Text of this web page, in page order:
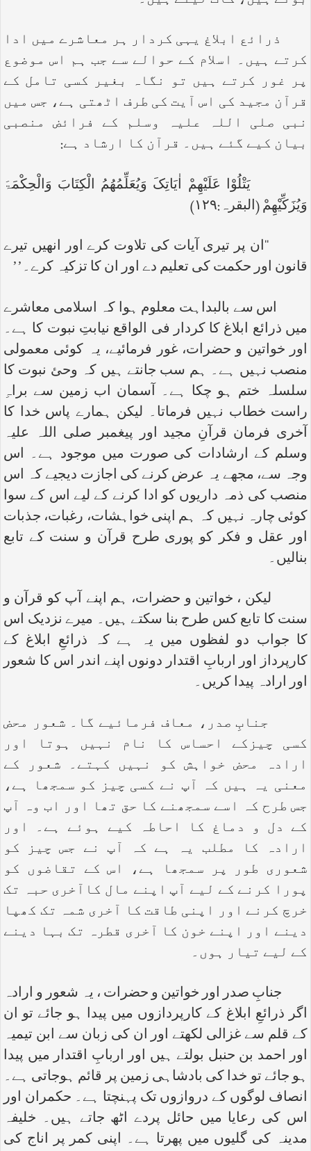
ذرائع ابلاغ یہی کردار ہر معاشرے میں ادا
کرتے ہیں۔ اسلام کے حوالے سے جب ہم اس موضوع
پر غور کرتے ہیں تو نگاہ بغیر کسی تامل کے
قرآن مجید کی اس آیت کی طرف اٹھتی ہے، جس میں
نبی صلی اللہ علیہ وسلم کے فرائض منصبی
بیان کیے گئے ہیں۔ قرآن کا ارشاد ہے:
یَتْلُوْا عَلَیْھِمْ اٰیَاتِکَ وَیُعَلِّمُھُمُ الْکِتَابَ وَالْحِکْمَۃَ
وَیُزَکِّیْھِمْ (البقرہ:۱۲۹)
‘‘ان پر تیری آیات کی تلاوت کرے اور انھیں تیرے
قانون اور حکمت کی تعلیم دے اور ان کا تزکیہ کرے۔’’
اس سے بالبداہت معلوم ہوا کہ اسلامی معاشرے
میں ذرائع ابلاغ کا کردار فی الواقع نیابتِ نبوت کا ہے۔
اور خواتین و حضرات، غور فرمائیے، یہ کوئی معمولی
منصب نہیں ہے۔ ہم سب جانتے ہیں کہ وحئ نبوت کا
سلسلہ ختم ہو چکا ہے۔ آسمان اب زمین سے براہِ
راست خطاب نہیں فرماتا۔ لیکن ہمارے پاس خدا کا
آخری فرمان قرآنِ مجید اور پیغمبر صلی اللہ علیہ
وسلم کے ارشادات کی صورت میں موجود ہے۔ اس
وجہ سے، مجھے یہ عرض کرنے کی اجازت دیجیے کہ اس
منصب کی ذمہ داریوں کو ادا کرنے کے لیے اس کے سوا
کوئی چارہ نہیں کہ ہم اپنی خواہشات، رغبات، جذبات
اور عقل و فکر کو پوری طرح قرآن و سنت کے تابع
بنالیں۔
لیکن ، خواتین و حضرات، ہم اپنے آپ کو قرآن و
سنت کا تابع کس طرح بنا سکتے ہیں۔ میرے نزدیک اس
کا جواب دو لفظوں میں یہ ہے کہ ذرائعِ ابلاغ کے
کارپرداز اور اربابِ اقتدار دونوں اپنے اندر اس کا شعور
اور ارادہ پیدا کریں۔
جنابِ صدر، معاف فرمائیے گا۔ شعور محض
کسی چیزکے احساس کا نام نہیں ہوتا اور
ارادہ محض خواہش کو نہیں کہتے۔ شعور کے
معنی یہ ہیں کہ آپ نے کسی چیز کو سمجھا ہے،
جس طرح کہ اسے سمجھنے کا حق تھا اور اب وہ آپ
کے دل و دماغ کا احاطہ کیے ہوئے ہے۔ اور
ارادہ کا مطلب یہ ہے کہ آپ نے جس چیز کو
شعوری طور پر سمجھا ہے، اس کے تقاضوں کو
پورا کرنے کے لیے آپ اپنے مال کاآخری حبہ تک
خرچ کرنے اور اپنی طاقت کا آخری شمہ تک کھپا
دینے اور اپنے خون کا آخری قطرہ تک بہا دینے
کے لیے تیار ہوں۔
جنابِ صدر اور خواتین و حضرات ، یہ شعور و ارادہ
اگر ذرائعِ ابلاغ کے کارپردازوں میں پیدا ہو جائے تو ان
کے قلم سے غزالی لکھتے اور ان کی زبان سے ابن تیمیہ
اور احمد بن حنبل بولتے ہیں اور اربابِ اقتدار میں پیدا
ہو جائے تو خدا کی بادشاہی زمین پر قائم ہوجاتی ہے۔
انصاف لوگوں کے دروازوں تک پہنچتا ہے۔ حکمران اور
اس کی رعایا میں حائل پردے اٹھ جاتے ہیں۔ خلیفہ
مدینہ کی گلیوں میں پھرتا ہے۔ اپنی کمر پر اناج کی